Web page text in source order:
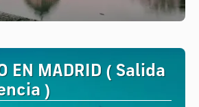
EN MADRID ( Salida
)